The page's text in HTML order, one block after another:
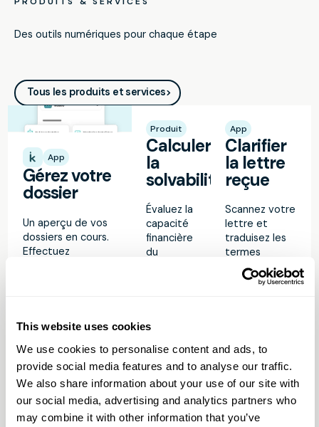
This website uses cookies
We use cookies to personalise content and ads, to
provide social media features and to analyse our traffic.
We also share information about your use of our site with
our social media, advertising and analytics partners who
may combine it with other information that you’ve
Des outils numériques pour chaque étape
Tous les produits et services
App
Gérez votre
dossier
Un aperçu de vos
dossiers en cours.
Effectuez
garder le contrôle
Découvrez Kiwi
Produit
Calculer
la
solvabilité
Évaluez la
capacité
financière
du
la viabilité
créance.
Solid-
score
App
Clarifier
la lettre
reçue
Scannez votre
lettre et
traduisez les
termes
juridiques en
langage
vous.
Découvrez
Memo